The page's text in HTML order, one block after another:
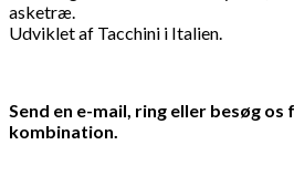
asketræ.
Udviklet af Tacchini i Italien.
Send en e-mail, ring eller besøg
kombination.